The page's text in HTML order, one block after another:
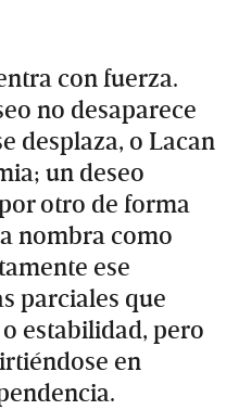
con fuerza.
no desaparece
desplaza, o Lacan
un deseo
otro de forma
nombra como
ese
parciales que
estabilidad, pero
en